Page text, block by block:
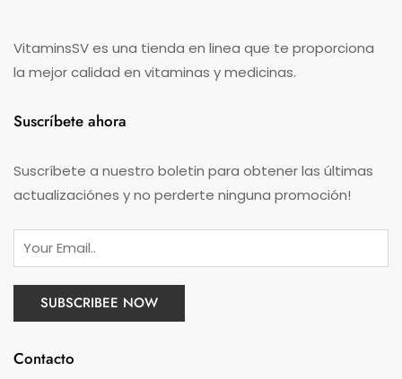
VitaminsSV es una tienda en linea que te proporciona
la mejor calidad en vitaminas y medicinas.
Suscríbete ahora
Suscríbete a nuestro boletin para obtener las últimas
actualizaciónes y no perderte ninguna promoción!
Contacto